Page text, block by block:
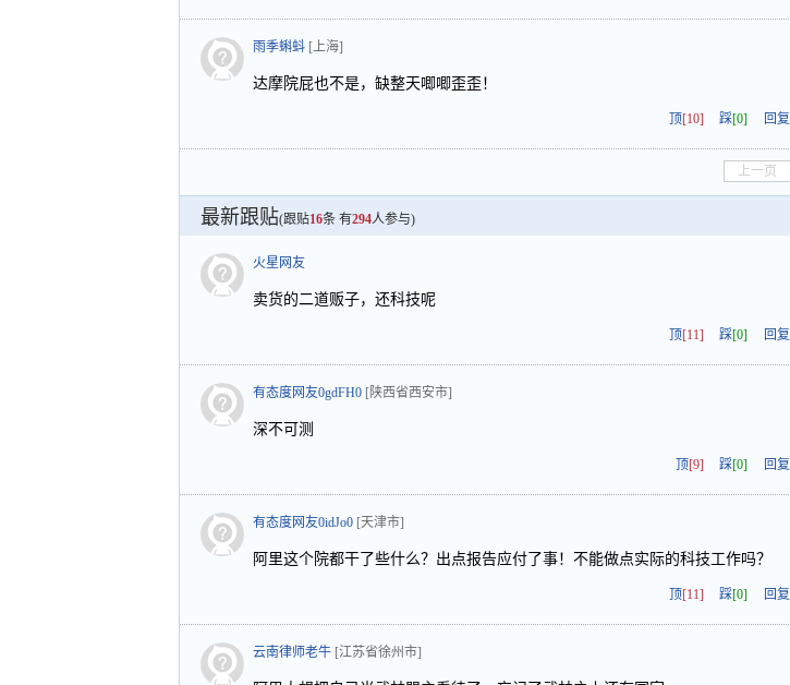
雨季蝌蚪 [上海]
达摩院屁也不是，缺整天唧唧歪歪！
顶[10] 踩[0] 回复
上一页
最新跟贴(跟贴16条 有294人参与)
火星网友
卖货的二道贩子，还科技呢
顶[11] 踩[0] 回复
有态度网友0gdFH0 [陕西省西安市]
深不可测
顶[9] 踩[0] 回复
有态度网友0idJo0 [天津市]
阿里这个院都干了些什么？出点报告应付了事！不能做点实际的科技工作吗？
顶[11] 踩[0] 回复
云南律师老牛 [江苏省徐州市]